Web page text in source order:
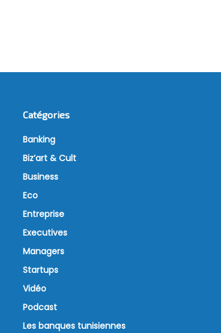
Catégories
Banking
Biz’art & Cult
Business
Eco
Entreprise
Executives
Managers
Startups
Vidéo
Podcast
Les banques tunisiennes